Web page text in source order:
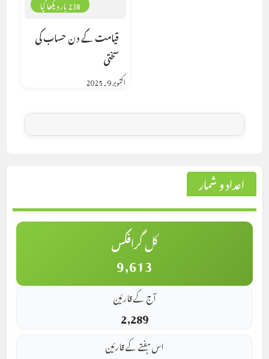
238 بار دیکھا گیا
قیامت کے دن حساب کی
سختی
اکتوبر 9, 2025
اعداد و شمار
کل گرافکس
9,613
آج کے قارئین
2,289
اس ہفتے کے قارئین